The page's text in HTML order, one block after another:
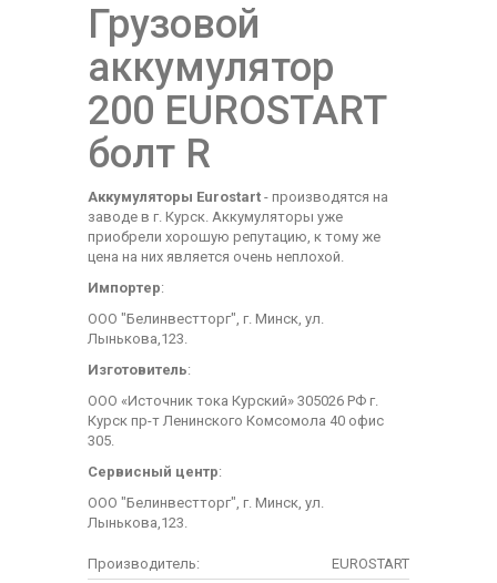
Грузовой
аккумулятор
200 EUROSTART
болт R
Аккумуляторы Eurostart - производятся на
заводе в г. Курск. Аккумуляторы уже
приобрели хорошую репутацию, к тому же
цена на них является очень неплохой.
Импортер:
ООО "Белинвестторг", г. Минск, ул.
Лынькова,123.
Изготовитель:
ООО «Источник тока Курский» 305026 РФ г.
Курск пр-т Ленинского Комсомола 40 офис
305.
Сервисный центр:
ООО "Белинвестторг", г. Минск, ул.
Лынькова,123.
Производитель:
EUROSTART